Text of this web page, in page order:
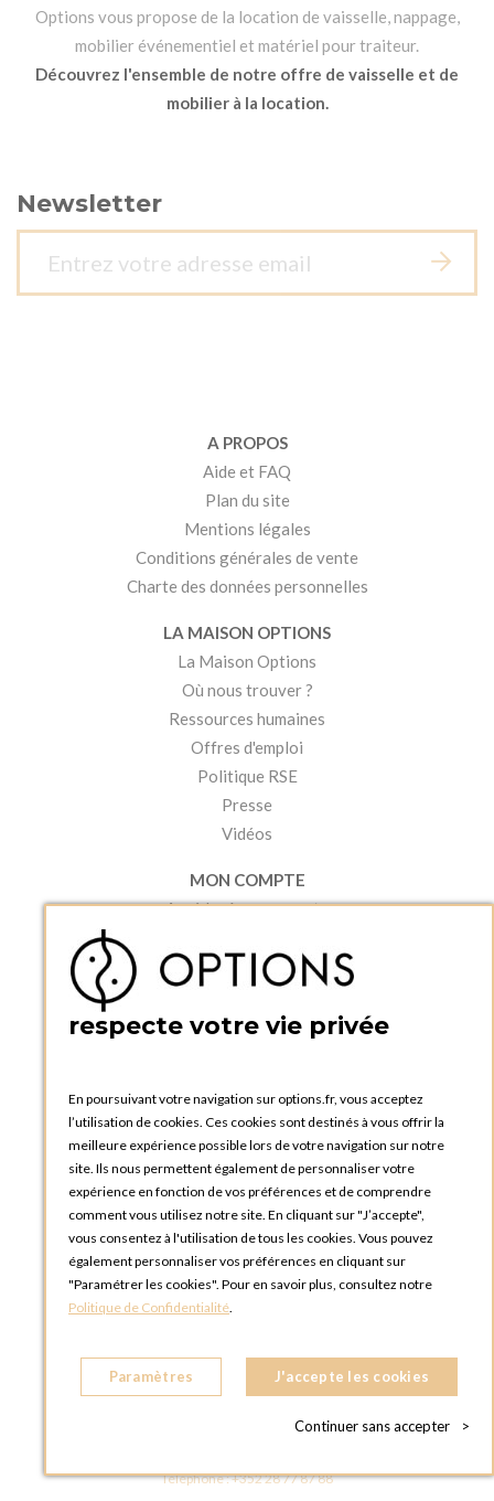
Options vous propose de la location de vaisselle, nappage,
mobilier événementiel et matériel pour traiteur.
Découvrez l'ensemble de notre offre de vaisselle et de
mobilier à la location.
Newsletter
A PROPOS
Aide et FAQ
Plan du site
Mentions légales
Conditions générales de vente
Charte des données personnelles
LA MAISON OPTIONS
La Maison Options
Où nous trouver ?
Ressources humaines
Offres d'emploi
Politique RSE
Presse
Vidéos
MON COMPTE
Accéder à mon compte
Créer un compte
PRATIQUE
Catalogues et bons de commande
Tutoriels
OPTIONS LUXEMBOURG
13 rue Paul Rischard
5324 Contern
LUXEMBOURG
BOUTIQUE OPTIONS LUXEMBOURG
L - 1842 HOWALD LUXEMBOURG
Téléphone :+352 28 77 87 88
respecte votre vie privée
En poursuivant votre navigation sur options.fr, vous acceptez
l’utilisation de cookies. Ces cookies sont destinés à vous offrir la
meilleure expérience possible lors de votre navigation sur notre
site. Ils nous permettent également de personnaliser votre
expérience en fonction de vos préférences et de comprendre
comment vous utilisez notre site. En cliquant sur "J’accepte",
vous consentez à l'utilisation de tous les cookies. Vous pouvez
également personnaliser vos préférences en cliquant sur
"Paramétrer les cookies". Pour en savoir plus, consultez notre
Politique de Confidentialité.
Paramètres J'accepte les cookies
Continuer sans accepter >